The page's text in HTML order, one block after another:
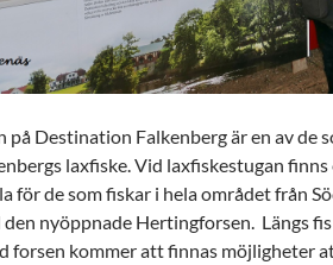
på Destination Falkenberg är en av de
laxfiske. Vid laxfiskestugan finns
för de som fiskar i hela området från
nyöppnade Hertingforsen. Längs
forsen kommer att finnas möjligheter